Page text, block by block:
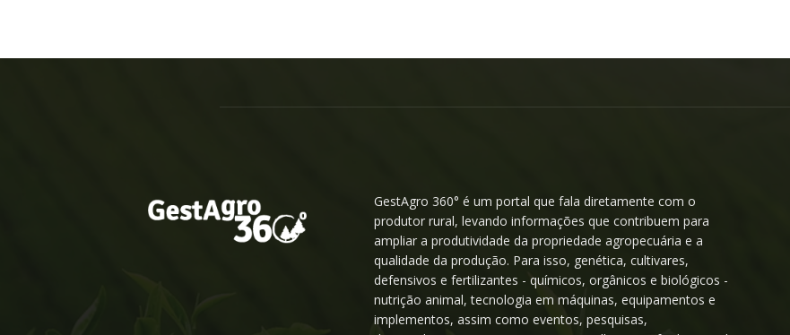
GestAgro 360° é um portal que fala diretamente com o
produtor rural, levando informações que contribuem para
ampliar a produtividade da propriedade agropecuária e a
qualidade da produção. Para isso, genética, cultivares,
defensivos e fertilizantes - químicos, orgânicos e biológicos -
nutrição animal, tecnologia em máquinas, equipamentos e
implementos, assim como eventos, pesquisas,